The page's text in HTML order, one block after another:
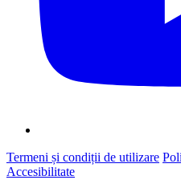
Termeni și condiții de utilizare
Accesibilitate